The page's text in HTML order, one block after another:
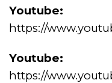
Youtube:
https://
Youtube:
https://